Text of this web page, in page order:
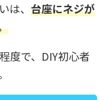
、 台座にネジが
度で、DIY初心者